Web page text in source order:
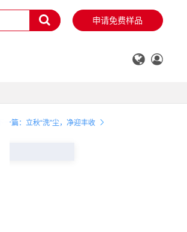
申请免费样品
下一篇：立秋“洗”尘，净迎丰收